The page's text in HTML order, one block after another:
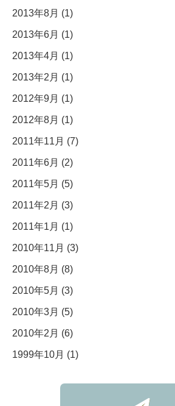
2013年8月 (1)
2013年6月 (1)
2013年4月 (1)
2013年2月 (1)
2012年9月 (1)
2012年8月 (1)
2011年11月 (7)
2011年6月 (2)
2011年5月 (5)
2011年2月 (3)
2011年1月 (1)
2010年11月 (3)
2010年8月 (8)
2010年5月 (3)
2010年3月 (5)
2010年2月 (6)
1999年10月 (1)